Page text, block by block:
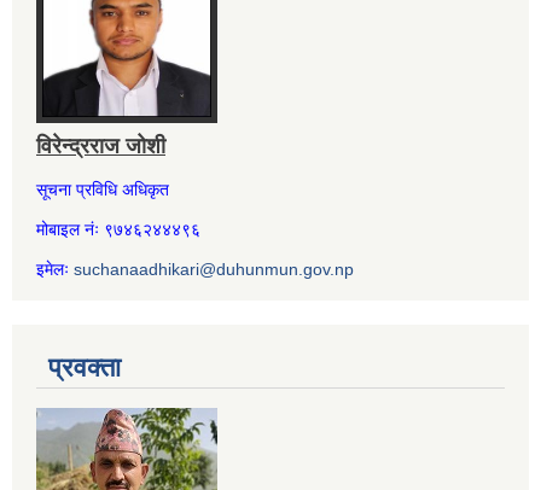
विरेन्द्रराज जोशी
सूचना प्रविधि अधिकृत
मोबाइल नंः ९७४६२४४४९६
इमेलः suchanaadhikari@duhunmun.gov.np
प्रवक्ता